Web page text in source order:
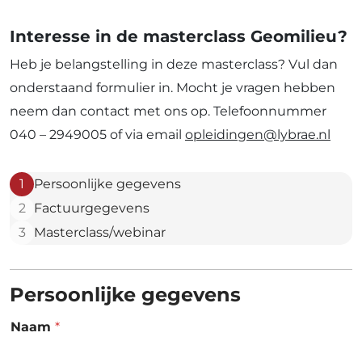
Interesse in de masterclass Geomilieu?
Heb je belangstelling in deze masterclass? Vul dan
onderstaand formulier in. Mocht je vragen hebben
neem dan contact met ons op. Telefoonnummer
040 – 2949005 of via email opleidingen@lybrae.nl
1
Persoonlijke gegevens
2
Factuurgegevens
3
Masterclass/webinar
Persoonlijke gegevens
Naam *